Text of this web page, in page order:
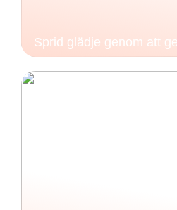
Sprid glädje genom att